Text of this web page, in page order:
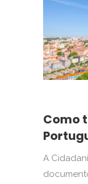
Como
A